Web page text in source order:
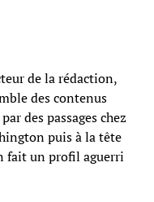
de la rédaction,
des contenus
des passages chez
puis à la tête
fait un profil aguerri